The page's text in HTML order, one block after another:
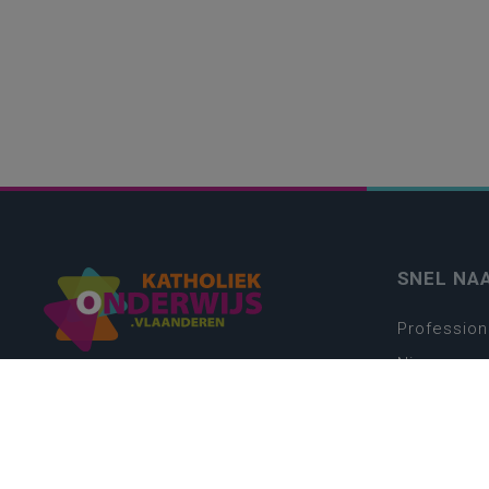
SNEL
Nieuws